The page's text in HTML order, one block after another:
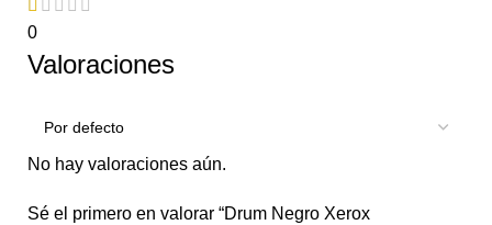
0
Valoraciones
No hay valoraciones aún.
Sé el primero en valorar “Drum Negro Xerox